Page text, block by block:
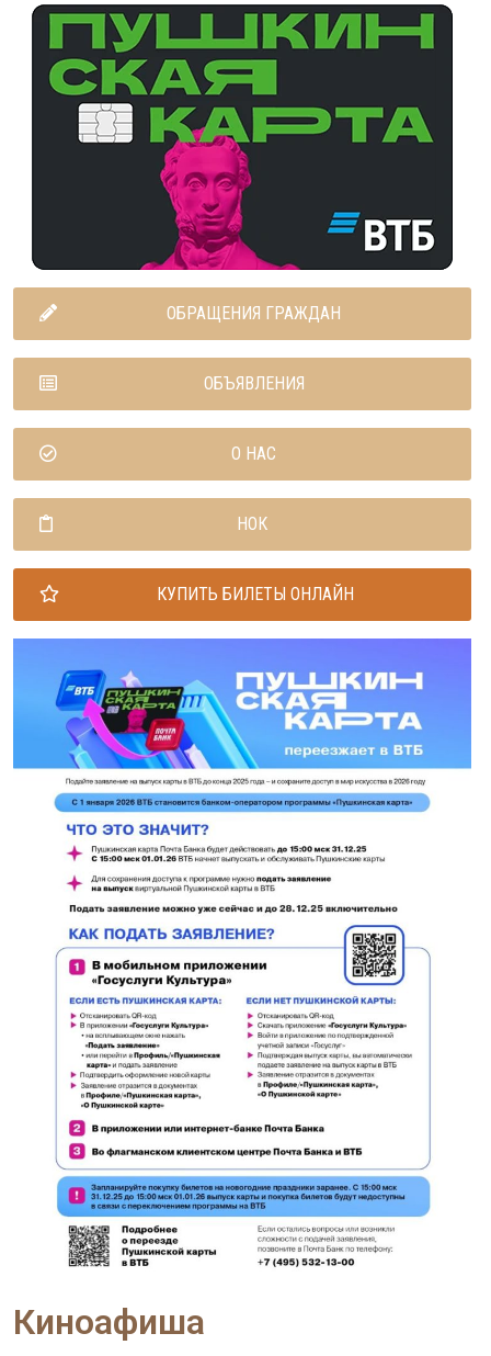
ОБРАЩЕНИЯ ГРАЖДАН
ОБЪЯВЛЕНИЯ
О НАС
НОК
КУПИТЬ БИЛЕТЫ ОНЛАЙН
Киноафиша